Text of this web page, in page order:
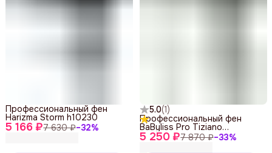
5 166 ₽7 630 ₽−32%
Профессиональный фен
Harizma Storm h10230
5.0(1)
5 250 ₽7 870 ₽−33%
Профессиональный фен
BaByliss Pro Tiziano
BAB6310RE